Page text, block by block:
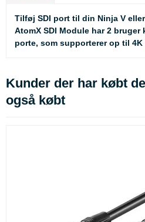
Tilføj SDI port til din Ninja V
AtomX SDI Module har 2 bruger
porte, som supporterer op til 4K
Kunder der har købt
også købt